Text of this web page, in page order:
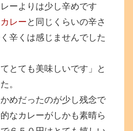
ーよりは少し辛めです
レーと同じくらいの辛さ
辛くは感じませんでした
とても美味しいです」と
。
めだったのが少し残念で
なカレーがしかも素晴ら